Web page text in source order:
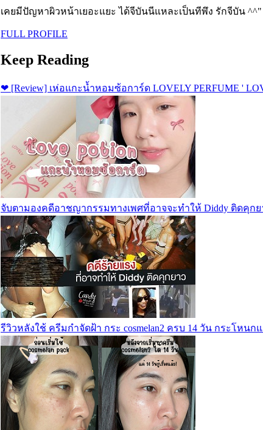
เคยมีปัญหาผิวหน้าเยอะแยะ ได้จีบันนีแหละเป็นทีพึง รักจีบัน ^^"
FULL PROFILE
Keep Reading
❤ [Review] เห่อแกะน้ำหอมซ้อการ์ด LOVELY PERFUME '
จับตามองคดีอาชญากรรมทางเพศที่อาจจะทำให้ Diddy ติดคุกย
รีวิวหลังใช้ ครีมกำจัดฝ้า กระ cosmelan2 ครบ 14 วัน กระโหน